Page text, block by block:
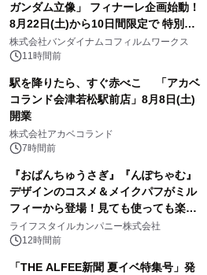
ガンダム立像」 フィナーレ企画始動！
8月22日(土)から10日間限定で 特別映
像『UNICORN GUNDAM Statue ―
BEYOND POSSIBILITY ―』を上映！
株式会社バンダイナムコフィルムワークス
11時間前
駅を降りたら、すぐ赤べこ 「アカベ
コランド会津若松駅前店」8月8日(土)
開業
株式会社アカベコランド
7時間前
『おぱんちゅうさぎ』『んぽちゃむ』
デザインのコスメ＆メイクパフがミル
フィーから登場！見ても使っても楽し
い、ポップでキュートなコレクショ
ン。
ライフスタイルカンパニー株式会社
12時間前
「THE ALFEE新聞 夏イベ特集号」発